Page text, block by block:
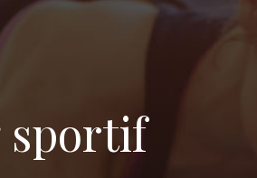
sportif